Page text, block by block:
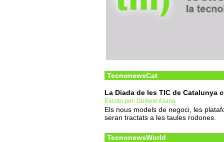
TecnonewsCat
La Diada de les TIC de Catalunya
Escrito por: Guillem Alsina
Els nous models de negoci, les
seran tractats a les taules rodones.
TecnonewsWorld